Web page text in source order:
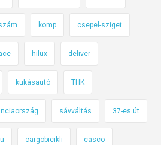
komp csepel-sziget
hilux deliver
kukásautó THK
sávváltás 37-es út
cargobicikli casco